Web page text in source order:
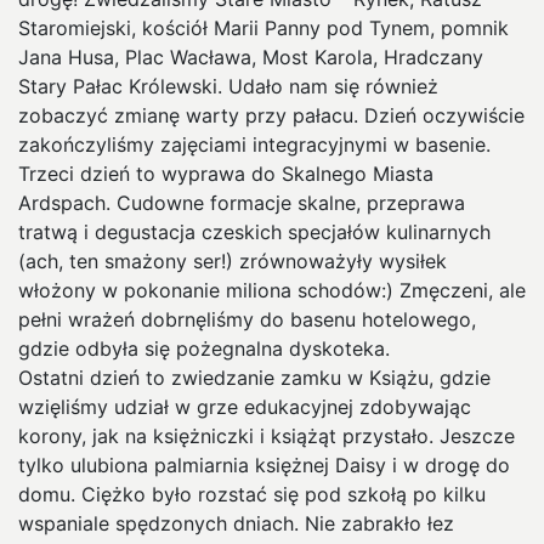
Staromiejski, kościół Marii Panny pod Tynem, pomnik
Jana Husa, Plac Wacława, Most Karola, Hradczany
Stary Pałac Królewski. Udało nam się również
zobaczyć zmianę warty przy pałacu. Dzień oczywiście
zakończyliśmy zajęciami integracyjnymi w basenie.
Trzeci dzień to wyprawa do Skalnego Miasta
Ardspach. Cudowne formacje skalne, przeprawa
tratwą i degustacja czeskich specjałów kulinarnych
(ach, ten smażony ser!) zrównoważyły wysiłek
włożony w pokonanie miliona schodów:) Zmęczeni, ale
pełni wrażeń dobrnęliśmy do basenu hotelowego,
gdzie odbyła się pożegnalna dyskoteka.
Ostatni dzień to zwiedzanie zamku w Książu, gdzie
wzięliśmy udział w grze edukacyjnej zdobywając
korony, jak na księżniczki i książąt przystało. Jeszcze
tylko ulubiona palmiarnia księżnej Daisy i w drogę do
domu. Ciężko było rozstać się pod szkołą po kilku
wspaniale spędzonych dniach. Nie zabrakło łez